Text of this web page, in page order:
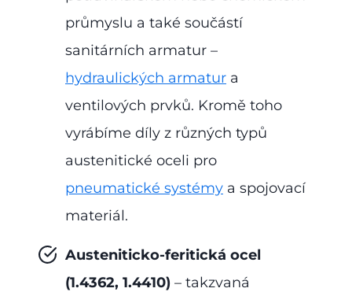
průmyslu a také součástí
sanitárních armatur –
hydraulických armatur a
ventilových prvků. Kromě toho
vyrábíme díly z různých typů
austenitické oceli pro
pneumatické systémy a spojovací
materiál.
Austeniticko-feritická ocel
(1.4362, 1.4410) – takzvaná